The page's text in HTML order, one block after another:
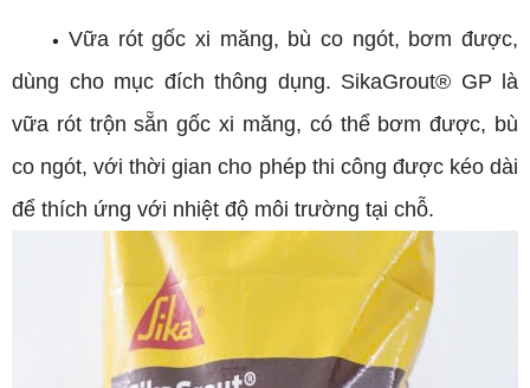
• Vữa rót gốc xi măng, bù co ngót, bơm được,
dùng cho mục đích thông dụng. SikaGrout® GP là
vữa rót trộn sẵn gốc xi măng, có thể bơm được, bù
co ngót, với thời gian cho phép thi công được kéo dài
để thích ứng với nhiệt độ môi trường tại chỗ.